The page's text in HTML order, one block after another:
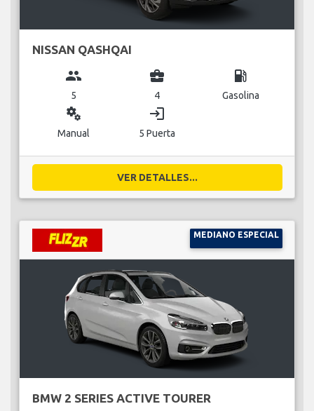
NISSAN QASHQAI
group
5
business_center
4
local_gas_station
Gasolina
miscellaneous_services
Manual
login
5 Puerta
VER DETALLES...
MEDIANO ESPECIAL
BMW 2 SERIES ACTIVE TOURER